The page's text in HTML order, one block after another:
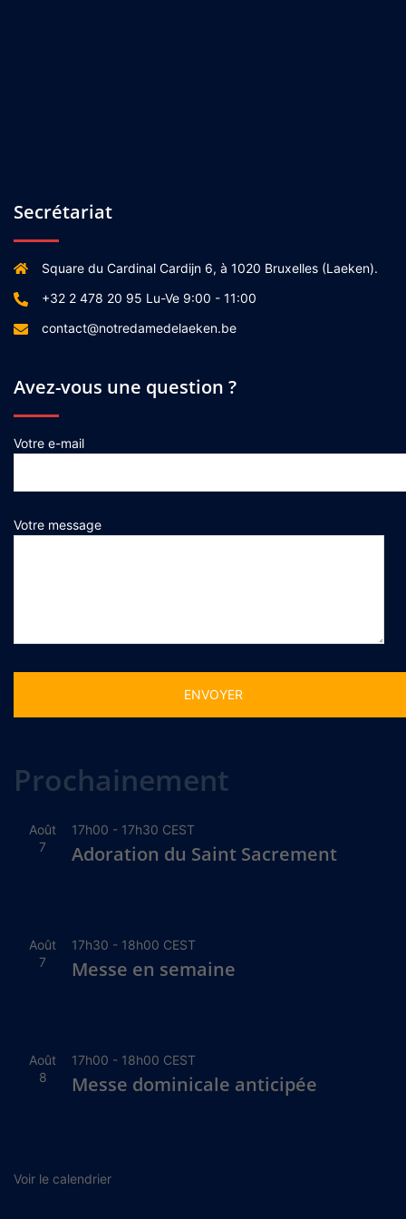
Secrétariat
Square du Cardinal Cardijn 6, à 1020 Bruxelles (Laeken).
+32 2 478 20 95 Lu-Ve 9:00 - 11:00
contact@notredamedelaeken.be
Avez-vous une question ?
Votre e-mail
Votre message
Prochainement
Août
7
17h00 - 17h30 CEST
Adoration du Saint Sacrement
Août
7
17h30 - 18h00 CEST
Messe en semaine
Août
8
17h00 - 18h00 CEST
Messe dominicale anticipée
Voir le calendrier